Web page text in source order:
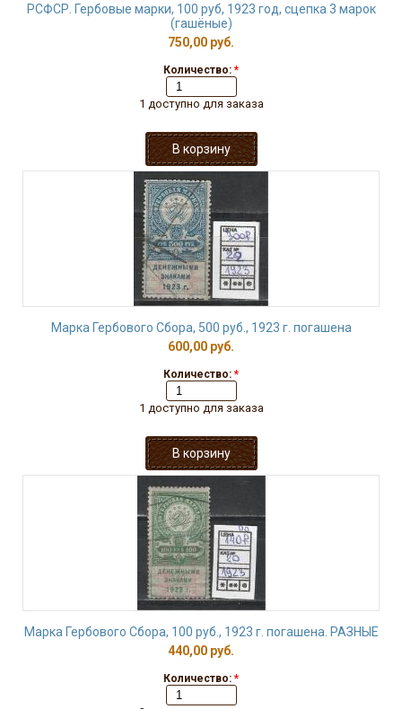
РСФСР. Гербовые марки, 100 руб, 1923 год, сцепка 3 марок
(гашёные)
750,00 руб.
Количество: *
1 доступно для заказа
Марка Гербового Сбора, 500 руб., 1923 г. погашена
600,00 руб.
Количество: *
1 доступно для заказа
Марка Гербового Сбора, 100 руб., 1923 г. погашена. РАЗНЫЕ
440,00 руб.
Количество: *